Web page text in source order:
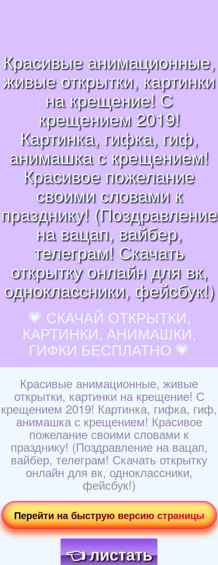
Красивые анимационные,
живые открытки, картинки
на крещение! С
крещением 2019!
Картинка, гифка, гиф,
анимашка с крещением!
Красивое пожелание
своими словами к
празднику! (Поздравление
на вацап, вайбер,
телеграм! Скачать
открытку онлайн для вк,
одноклассники, фейсбук!)
💗 СКАЧАЙ ОТКРЫТКИ,
КАРТИНКИ, АНИМАШКИ,
ГИФКИ БЕСПЛАТНО 💗
Красивые анимационные, живые
открытки, картинки на крещение! С
крещением 2019! Картинка, гифка, гиф,
анимашка с крещением! Красивое
пожелание своими словами к
празднику! (Поздравление на вацап,
вайбер, телеграм! Скачать открытку
онлайн для вк, одноклассники,
фейсбук!)
Перейти на быструю версию страницы
👈 листать